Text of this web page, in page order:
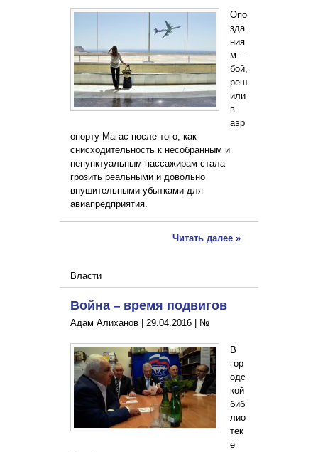
Опо
зда
ния
м –
бой,
реш
или
в
аэр
опорту Магас после того, как
снисходительность к несобранным и
непунктуальным пассажирам стала
грозить реальными и довольно
внушительными убытками для
авиапредприятия.
Читать далее »
Власти
Война – время подвигов
Адам Алиханов | 29.04.2016 №
В
гор
одс
кой
биб
лио
тек
е